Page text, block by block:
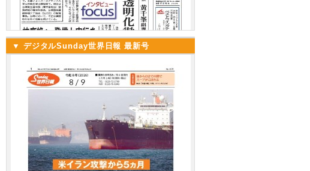
▼ デジタルSunday世界日報 最新号